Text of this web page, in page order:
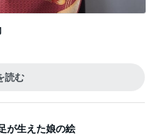
読む
が生えた娘の絵